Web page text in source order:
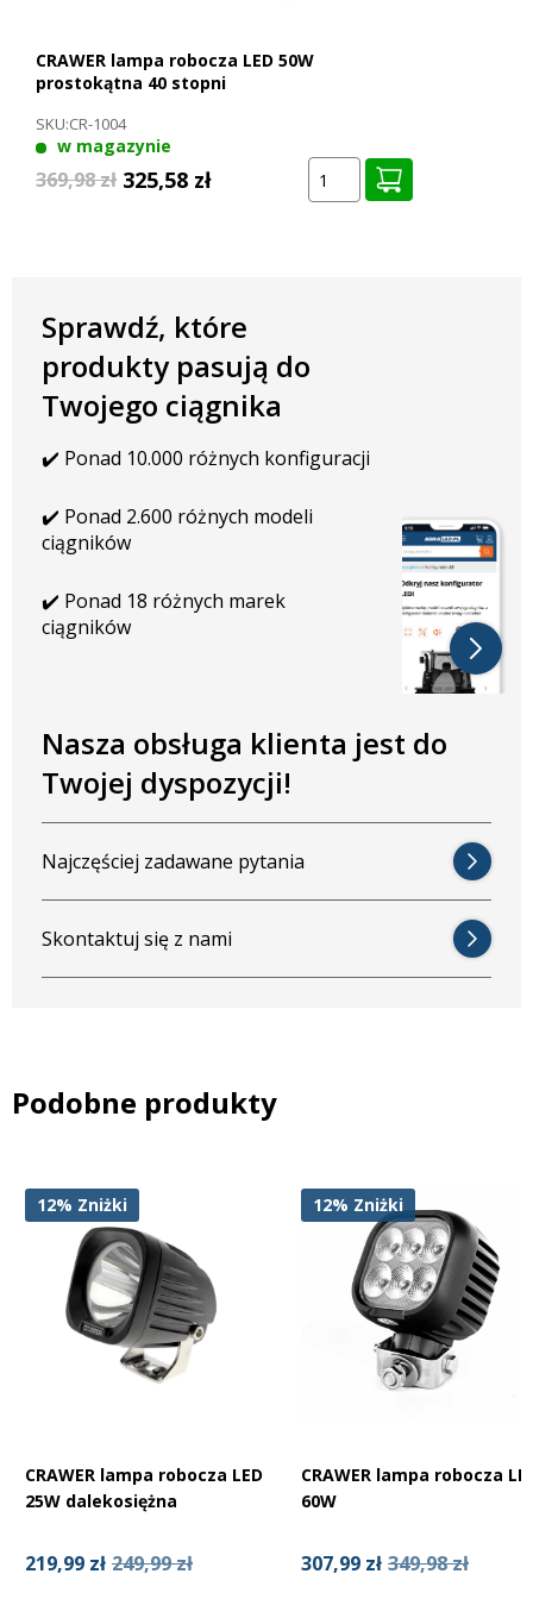
Obudowa: aluminium lakierowane proszkowo
Materiał lampy: PMMA
Diody LED Osram
Uchwyt: środkowy lub boczny
Zawór zapobiegający skraplaniu się wody
Długość: 151,8 mm
Wysokość: 91,8 mm (117,6 mm z uchwytem)
Głębokość: 85 mm
Szerokość uchwytu: 37 mm
Dostępna także wersja o wiązce skupionej 40 stopni
Dla użytkowników, którzy potrzebują bardziej skoncentrowanego
światła, dostępna jest również
lampa robocza LED o wiązce 40
. Doskonale sprawdza się jako światło dalekosiężne lub
punktowe. Obie wersje — rozproszona 60 stopni i skupiona 40
stopni — świetnie się uzupełniają, umożliwiając stworzenie
kompletnego systemu oświetlenia dopasowanego do specyfiki
CRAWER lampa robocza LED 50W
prostokątna 40 stopni
SKU:CR-1004
w magazynie
369,98 zł 325,58 zł
Sprawdź, które
produkty pasują do
Twojego ciągnika
✔️ Ponad 10.000 różnych konfiguracji
✔️ Ponad 2.600 różnych modeli
ciągników
✔️ Ponad 18 różnych marek
ciągników
Nasza obsługa klienta jest do
Twojej dyspozycji!
Najczęściej zadawane pytania
Skontaktuj się z nami
Podobne produkty
12% Zniżki
CRAWER lampa robocza LED
25W dalekosiężna
219,99 zł 249,99 zł
12% Zniżki
CRAWER lampa robocza
60W
307,99 zł 349,98 zł